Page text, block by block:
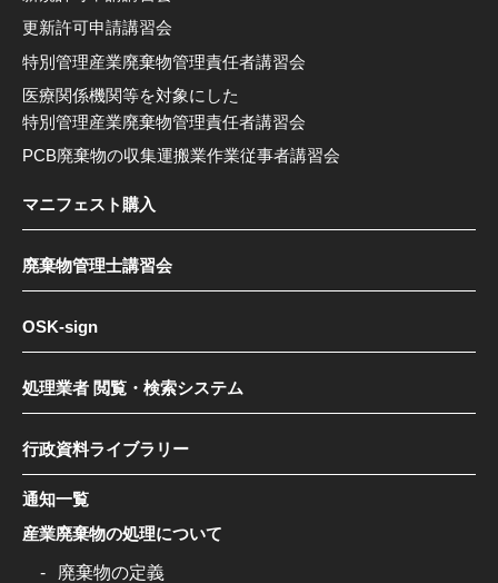
更新許可申請講習会
特別管理産業廃棄物管理責任者講習会
医療関係機関等を対象にした
特別管理産業廃棄物管理責任者講習会
PCB廃棄物の収集運搬業作業従事者講習会
マニフェスト購入
廃棄物管理士講習会
OSK-sign
処理業者 閲覧・検索システム
行政資料ライブラリー
通知一覧
産業廃棄物の処理について
廃棄物の定義